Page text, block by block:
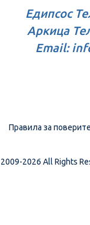
Едипсос
Аркица
Email:
Правила за
2026 All Rights